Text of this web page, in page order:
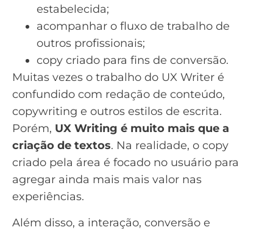
estabelecida;
acompanhar o fluxo de trabalho de
outros profissionais;
copy criado para fins de conversão.
Muitas vezes o trabalho do UX Writer é
confundido com redação de conteúdo,
copywriting e outros estilos de escrita.
Porém, UX Writing é muito mais que a
criação de textos. Na realidade, o copy
criado pela área é focado no usuário para
agregar ainda mais mais valor nas
experiências.
Além disso, a interação, conversão e